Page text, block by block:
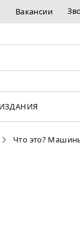
Вакансии
Что это?